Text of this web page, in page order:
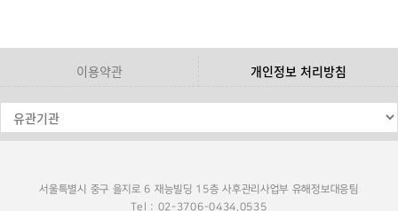
이용약관 개인정보 처리방침
서울특별시 중구 을지로 6 재능빌딩 15층 사후관리사업부 유해정보대응팀
Tel : 02-3706-0434,0535